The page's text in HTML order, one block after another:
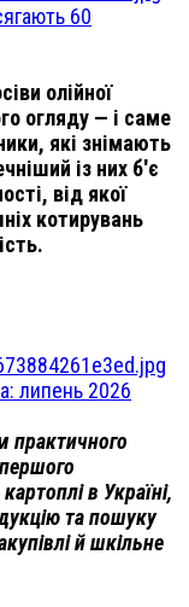
60
олійної
огляду — і саме
які знімають
із них б'є
від якої
котирувань
липень 2026
практичного
в Україні,
та пошуку
й шкільне